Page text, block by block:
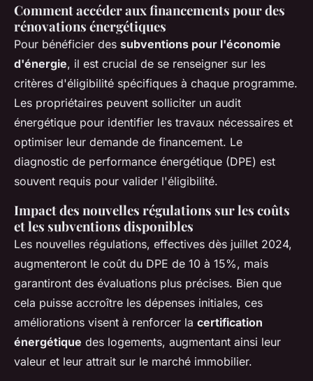
Comment accéder aux financements pour des
rénovations énergétiques
Pour bénéficier des subventions pour l'économie
d'énergie, il est crucial de se renseigner sur les
critères d'éligibilité spécifiques à chaque programme.
Les propriétaires peuvent solliciter un audit
énergétique pour identifier les travaux nécessaires et
optimiser leur demande de financement. Le
diagnostic de performance énergétique (DPE) est
souvent requis pour valider l'éligibilité.
Impact des nouvelles régulations sur les coûts
et les subventions disponibles
Les nouvelles régulations, effectives dès juillet 2024,
augmenteront le coût du DPE de 10 à 15%, mais
garantiront des évaluations plus précises. Bien que
cela puisse accroître les dépenses initiales, ces
améliorations visent à renforcer la certification
énergétique des logements, augmentant ainsi leur
valeur et leur attrait sur le marché immobilier.